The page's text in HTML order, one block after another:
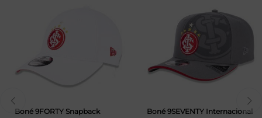
Boné 9FORTY Snapback
Boné 9SEVENTY Internacional